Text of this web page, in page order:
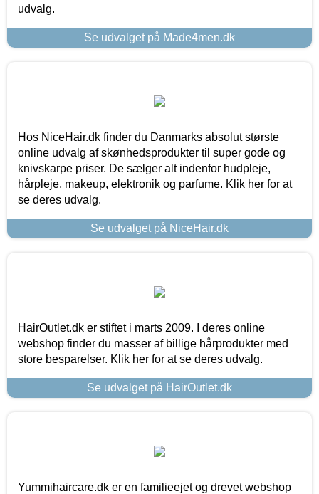
udvalg.
Se udvalget på Made4men.dk
Hos NiceHair.dk finder du Danmarks absolut største
online udvalg af skønhedsprodukter til super gode og
knivskarpe priser. De sælger alt indenfor hudpleje,
hårpleje, makeup, elektronik og parfume. Klik her for at
se deres udvalg.
Se udvalget på NiceHair.dk
HairOutlet.dk er stiftet i marts 2009. I deres online
webshop finder du masser af billige hårprodukter med
store besparelser. Klik her for at se deres udvalg.
Se udvalget på HairOutlet.dk
Yummihaircare.dk er en familieejet og drevet webshop